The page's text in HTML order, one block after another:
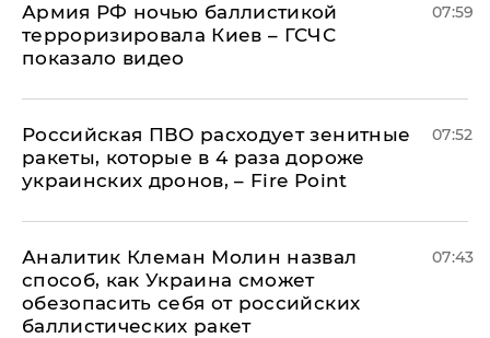
Армия РФ ночью баллистикой
терроризировала Киев – ГСЧС
показало видео
07:59
Российская ПВО расходует зенитные
ракеты, которые в 4 раза дороже
украинских дронов, – Fire Point
07:52
Аналитик Клеман Молин назвал
способ, как Украина сможет
обезопасить себя от российских
баллистических ракет
07:43